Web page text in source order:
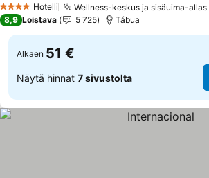
4 Tähtiluokitus
Hotelli Wellness-keskus ja sisäuima-allas
8,9 Loistava 5 725 Tábua
Alkaen 51 €
Näytä hinnat 7 sivustolta